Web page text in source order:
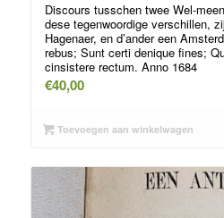
Discours tusschen twee Wel-
dese tegenwoordige verschillen,
Hagenaer, en d’ander een
rebus; Sunt certi denique fines;
cinsistere rectum. Anno 1684
€40,00
Toevoegen aan winkelwagen